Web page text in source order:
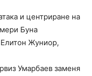
и центриране на
Буна
Елитон Жуниор,
Умарбаев заменя